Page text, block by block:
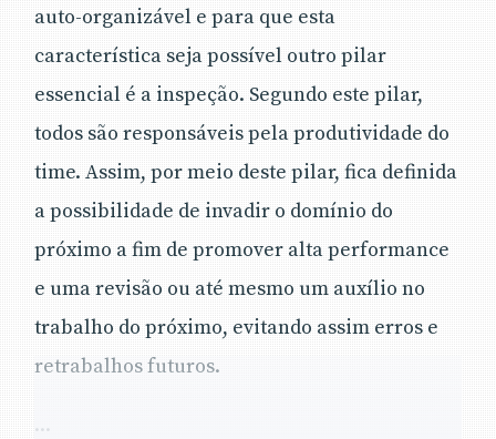
auto-organizável e para que esta
característica seja possível outro pilar
essencial é a inspeção. Segundo este pilar,
todos são responsáveis pela produtividade do
time. Assim, por meio deste pilar, fica definida
a possibilidade de invadir o domínio do
próximo a fim de promover alta performance
e uma revisão ou até mesmo um auxílio no
trabalho do próximo, evitando assim erros e
retrabalhos futuros.
...